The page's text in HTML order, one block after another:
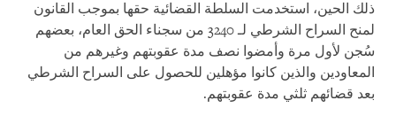
ذلك الحين، استخدمت السلطة القضائية حقها بموجب القانون
لمنح السراح الشرطي لـ 3240 من سجناء الحق العام، بعضهم
سُجن لأول مرة وأمضوا نصف مدة عقوبتهم وغيرهم من
المعاودين والذين كانوا مؤهلين للحصول على السراح الشرطي
بعد قضائهم ثلثي مدة عقوبتهم.